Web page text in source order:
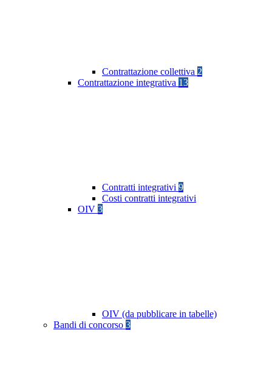
Contrattazione collettiva 2
Contrattazione integrativa 13
Contratti integrativi 9
Costi contratti integrativi
OIV 3
OIV (da pubblicare in tabelle)
Bandi di concorso 3